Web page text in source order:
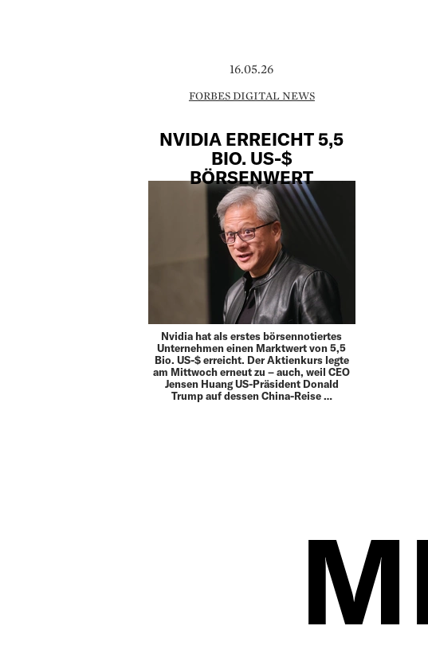
16.05.26
FORBES DIGITAL NEWS
NVIDIA ERREICHT 5,5
BIO. US-$
BÖRSENWERT
Nvidia hat als erstes börsennotiertes
Unternehmen einen Marktwert von 5,5
Bio. US-$ erreicht. Der Aktienkurs legte
am Mittwoch erneut zu – auch, weil CEO
Jensen Huang US-Präsident Donald
Trump auf dessen China-Reise …